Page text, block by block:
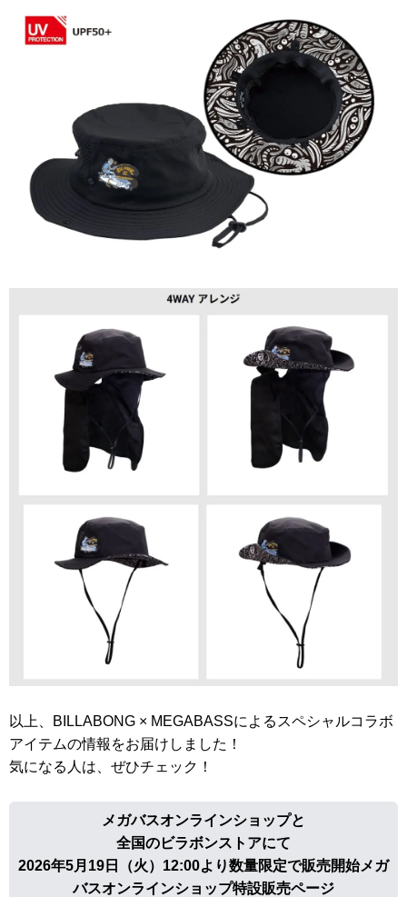
以上、BILLABONG × MEGABASSによるスペシャルコラボ
アイテムの情報をお届けしました！
気になる人は、ぜひチェック！
メガバスオンラインショップと
全国のビラボンストアにて
2026年5月19日（火）12:00より数量限定で販売開始メガ
バスオンラインショップ特設販売ページ